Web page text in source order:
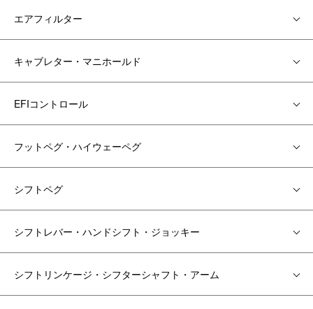
エアフィルター
キャブレター・マニホールド
EFIコントロール
フットペグ・ハイウェーペグ
シフトペグ
シフトレバー・ハンドシフト・ジョッキー
シフトリンケージ・シフターシャフト・アーム